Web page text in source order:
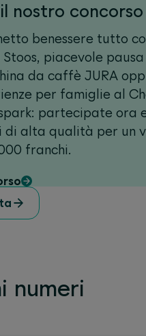
nostro concorso
benessere tutto
piacevole
da caffè JURA
per famiglie al
partecipate ora
di alta qualità per un
franchi.
numeri